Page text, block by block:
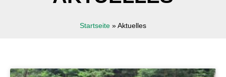
Startseite » Aktuelles